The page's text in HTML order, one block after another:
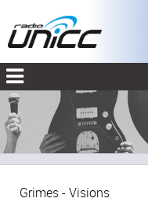
Grimes - Visions